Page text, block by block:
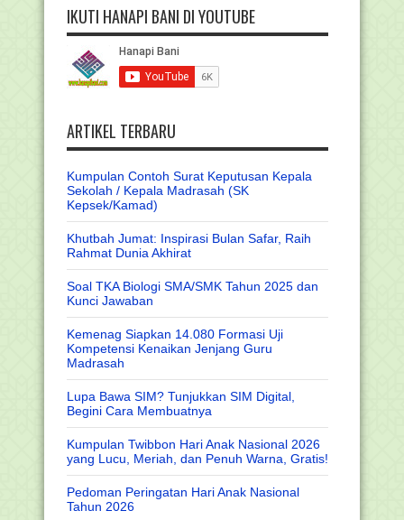
IKUTI HANAPI BANI DI YOUTUBE
ARTIKEL TERBARU
Kumpulan Contoh Surat Keputusan Kepala
Sekolah / Kepala Madrasah (SK
Kepsek/Kamad)
Khutbah Jumat: Inspirasi Bulan Safar, Raih
Rahmat Dunia Akhirat
Soal TKA Biologi SMA/SMK Tahun 2025 dan
Kunci Jawaban
Kemenag Siapkan 14.080 Formasi Uji
Kompetensi Kenaikan Jenjang Guru
Madrasah
Lupa Bawa SIM? Tunjukkan SIM Digital,
Begini Cara Membuatnya
Kumpulan Twibbon Hari Anak Nasional 2026
yang Lucu, Meriah, dan Penuh Warna, Gratis!
Pedoman Peringatan Hari Anak Nasional
Tahun 2026